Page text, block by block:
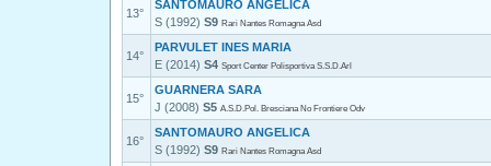
13°
SANTOMAURO ANGELICA
S (1992) S9 Rari Nantes Romagna Asd
14°
PARVULET INES MARIA
E (2014) S4 Sport Center Polisportiva S.S.D.Arl
15°
GUARNERA SARA
J (2008) S5 A.S.D.Pol. Bresciana No Frontiere Odv
16°
SANTOMAURO ANGELICA
S (1992) S9 Rari Nantes Romagna Asd